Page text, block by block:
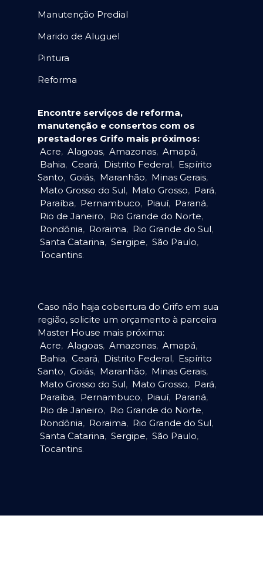
Manutenção Predial
Marido de Aluguel
Pintura
Reforma
Encontre serviços de reforma,
manutenção e consertos com os
prestadores Grifo mais próximos:
Acre, Alagoas, Amazonas, Amapá,
Bahia, Ceará, Distrito Federal, Espírito
Santo, Goiás, Maranhão, Minas Gerais,
Mato Grosso do Sul, Mato Grosso, Pará,
Paraíba, Pernambuco, Piauí, Paraná,
Rio de Janeiro, Rio Grande do Norte,
Rondônia, Roraima, Rio Grande do Sul,
Santa Catarina, Sergipe, São Paulo,
Tocantins.
Caso não haja cobertura do Grifo em sua
região, solicite um orçamento à parceira
Master House mais próxima:
Acre, Alagoas, Amazonas, Amapá,
Bahia, Ceará, Distrito Federal, Espírito
Santo, Goiás, Maranhão, Minas Gerais,
Mato Grosso do Sul, Mato Grosso, Pará,
Paraíba, Pernambuco, Piauí, Paraná,
Rio de Janeiro, Rio Grande do Norte,
Rondônia, Roraima, Rio Grande do Sul,
Santa Catarina, Sergipe, São Paulo,
Tocantins.